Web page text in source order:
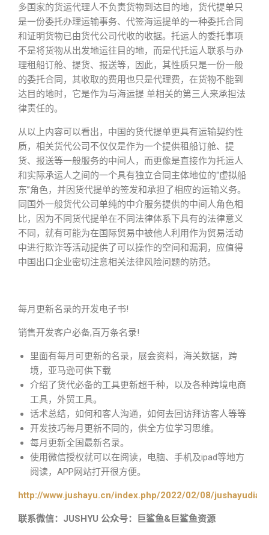
多国家的货运代理人不负责货物到达目的地，货代提单只
是一份委托办理运输事务、代签海运提单的一种委托合同
和证明货物已由货代公司代收的收据。托运人的委托事项
不是将货物从出发地运往目的地，而是代托运人联系与办
理租船订舱、提货、报送等，因此，其性质只是一份一般
的委托合同，其收取的费用也只是代理费，在货物不能到
达目的地时，它是作为与海运提 单相关的第三人来承担法
律责任的。
从以上内容可以看出，中国的货代提单更具有运输契约性
质，相关货代公司不仅仅是作为一个提供租船订舱、提
货、报送等一般服务的中间人，而更像是直接作为托运人
和实际承运人之间的一个具有独立合同主体地位的“虚拟船
东”角色，并因货代提单的签发和承担了相应的运输义务。
同国外一般货代公司单纯的中介服务提供的中间人角色相
比，因为不同货代提单在不同法律体系下具有的法律意义
不同，就有可能为在国际贸易中被他人利用作为贸易活动
中进行欺诈等活动提供了可以操作的空间和漏洞，应值得
中国出口企业密切注意相关法律风险问题的防范。
每月更新名录的开发电子书!
销售开发客户必备,百万条名录!
里面有每月可更新的名录，展会资料，海关数据，跨
境，亚马逊可供下载
介绍了货代必备的工具更新超千种，以及各种跨境电商
工具，外贸工具。
话术总结，如何和客人沟通，如何去回访拜访客人等等
开发技巧每月更新不同的，供全方位学习思维。
每月更新全国最新名录。
使用微信授权就可以在阅读，电脑、手机及ipad等地方
阅读，APP网站打开很方便。
http://www.jushayu.cn/index.php/2022/02/08/
联系微信：JUSHYU 公众号：巨鲨鱼&巨鲨鱼资源